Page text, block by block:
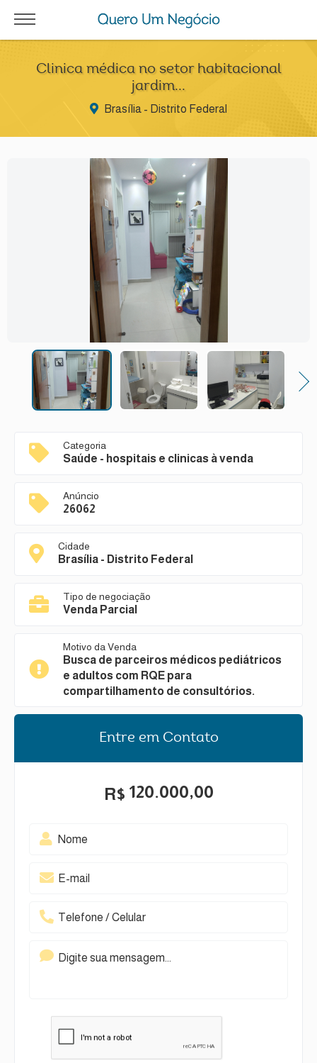
Clinica médica no setor habitacional
jardim...
Brasília - Distrito Federal
Next
Categoria
Saúde - hospitais e clinicas à venda
Anúncio
26062
Cidade
Brasília - Distrito Federal
Tipo de negociação
Venda Parcial
Motivo da Venda
Busca de parceiros médicos pediátricos
e adultos com RQE para
compartilhamento de consultórios.
Entre em Contato
R$ 120.000,00